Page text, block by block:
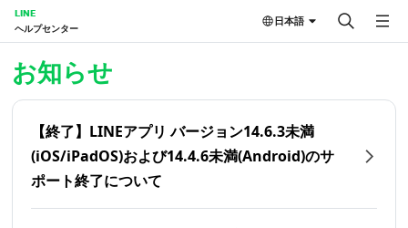
LINE
ヘルプセンター
日本語
お知らせ
【終了】LINEアプリ バージョン14.6.3未満
(iOS/iPadOS)および14.4.6未満(Android)のサ
ポート終了について